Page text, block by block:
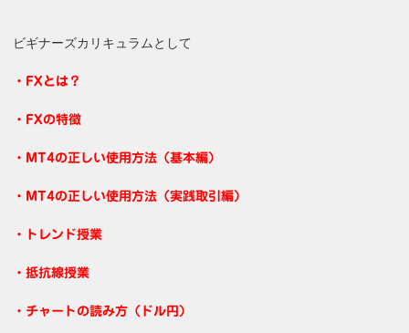
ビギナーズカリキュラムとして
・FXとは？
・FXの特徴
・MT4の正しい使用方法（基本編）
・MT4の正しい使用方法（実践取引編）
・トレンド授業
・抵抗線授業
・チャートの読み方（ドル円）